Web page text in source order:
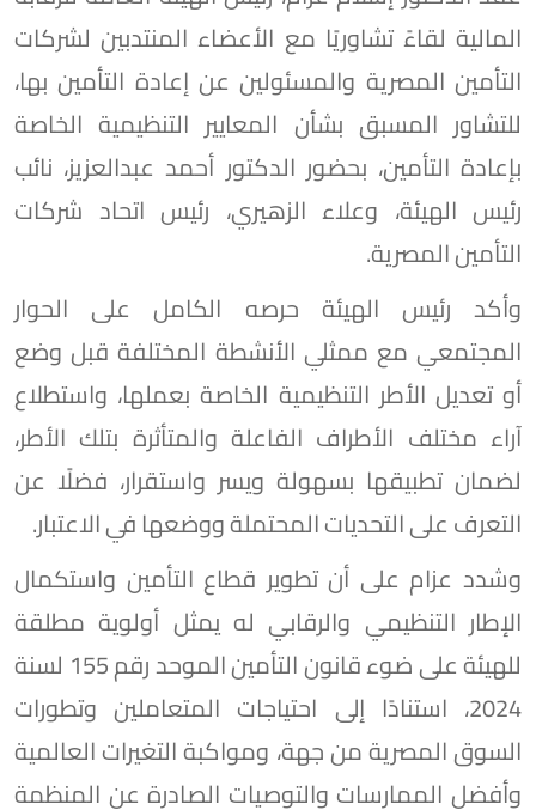
المالية لقاءً تشاوريًا مع الأعضاء المنتدبين لشركات
التأمين المصرية والمسئولين عن إعادة التأمين بها،
للتشاور المسبق بشأن المعايير التنظيمية الخاصة
بإعادة التأمين، بحضور الدكتور أحمد عبدالعزيز، نائب
رئيس الهيئة، وعلاء الزهيري، رئيس اتحاد شركات
التأمين المصرية.
وأكد رئيس الهيئة حرصه الكامل على الحوار
المجتمعي مع ممثلي الأنشطة المختلفة قبل وضع
أو تعديل الأطر التنظيمية الخاصة بعملها، واستطلاع
آراء مختلف الأطراف الفاعلة والمتأثرة بتلك الأطر،
لضمان تطبيقها بسهولة ويسر واستقرار، فضلًا عن
التعرف على التحديات المحتملة ووضعها في الاعتبار.
وشدد عزام على أن تطوير قطاع التأمين واستكمال
الإطار التنظيمي والرقابي له يمثل أولوية مطلقة
للهيئة على ضوء قانون التأمين الموحد رقم 155 لسنة
2024، استنادًا إلى احتياجات المتعاملين وتطورات
السوق المصرية من جهة، ومواكبة التغيرات العالمية
وأفضل الممارسات والتوصيات الصادرة عن المنظمة